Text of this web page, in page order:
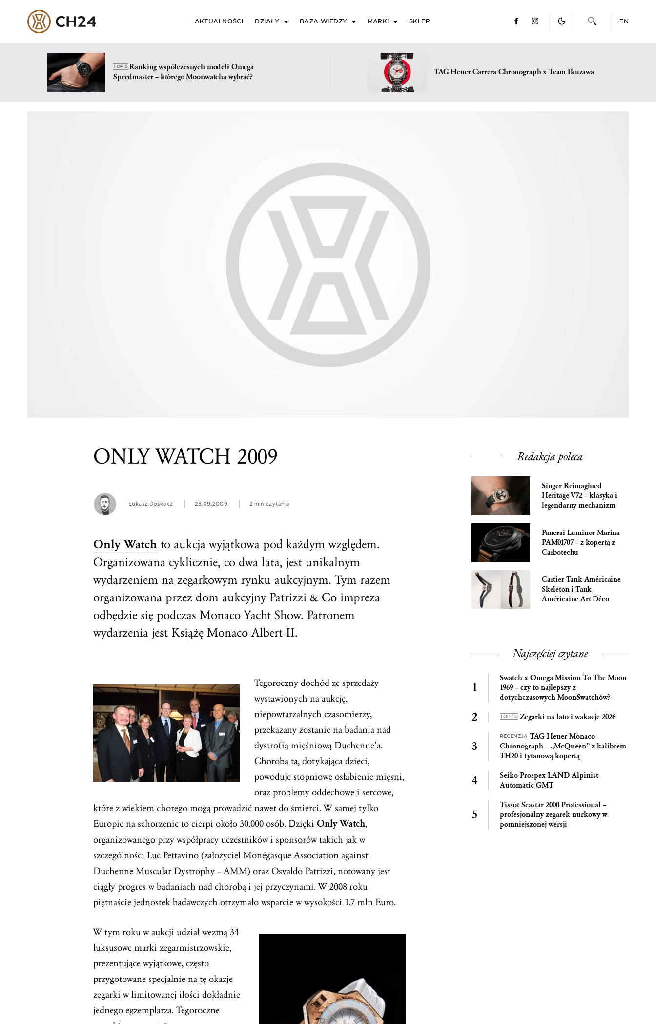
AKTUALNOŚCI DZIAŁY BAZA WIEDZY MARKI SKLEP EN
TOP 5Ranking współczesnych modeli Omega
Speedmaster – którego Moonwatcha wybrać?
TAG Heuer Carrera Chronograph x Team Ikuzawa
ONLY WATCH 2009
Łukasz Doskocz 23.09.2009 2 min. czytania
Only Watch to aukcja wyjątkowa pod każdym względem.
Organizowana cyklicznie, co dwa lata, jest unikalnym
wydarzeniem na zegarkowym rynku aukcyjnym. Tym razem
organizowana przez dom aukcyjny Patrizzi & Co impreza
odbędzie się podczas Monaco Yacht Show. Patronem
wydarzenia jest Książę Monaco Albert II.
Tegoroczny dochód ze sprzedaży
wystawionych na aukcję,
niepowtarzalnych czasomierzy,
przekazany zostanie na badania nad
dystrofią mięśniową Duchenne’a.
Choroba ta, dotykająca dzieci,
powoduje stopniowe osłabienie mięsni,
oraz problemy oddechowe i sercowe,
które z wiekiem chorego mogą prowadzić nawet do śmierci. W samej tylko
Europie na schorzenie to cierpi około 30.000 osób. Dzięki Only Watch,
organizowanego przy współpracy uczestników i sponsorów takich jak w
szczególności Luc Pettavino (założyciel Monégasque Association against
Duchenne Muscular Dystrophy – AMM) oraz Osvaldo Patrizzi, notowany jest
ciągły progres w badaniach nad chorobą i jej przyczynami. W 2008 roku
piętnaście jednostek badawczych otrzymało wsparcie w wysokości 1.7 mln Euro.
W tym roku w aukcji udział wezmą 34
luksusowe marki zegarmistrzowskie,
prezentujące wyjątkowe, często
przygotowane specjalnie na tę okazje
zegarki w limitowanej ilości dokładnie
jednego egzemplarza. Tegoroczne
Redakcja poleca
Singer Reimagined
Heritage V72 – klasyka i
legendarny mechanizm
Panerai Luminor Marina
PAM01707 – z kopertą z
Carbotechu
Cartier Tank Américaine
Skeleton i Tank
Américaine Art Déco
Najczęściej czytane
Swatch x Omega Mission To The Moon
1969 – czy to najlepszy z
dotychczasowych MoonSwatchów?
TOP 10 Zegarki na lato i wakacje 2026
RECENZJA TAG Heuer Monaco
Chronograph – „McQueen” z kalibrem
TH20 i tytanową kopertą
Seiko Prospex LAND Alpinist
Automatic GMT
Tissot Seastar 2000 Professional –
profesjonalny zegarek nurkowy w
pomniejszonej wersji